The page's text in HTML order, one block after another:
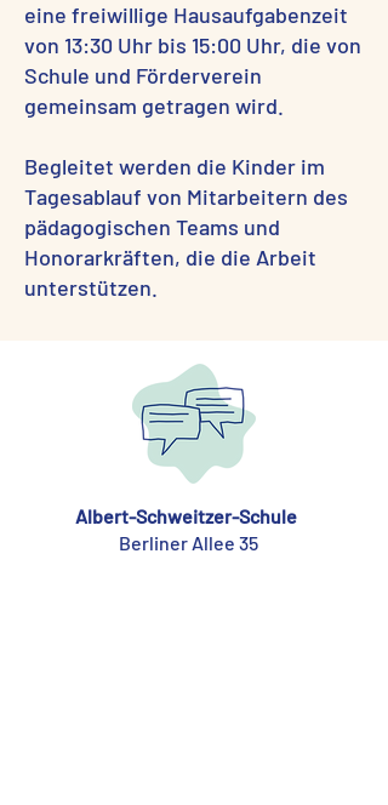
eine freiwillige Hausaufgabenzeit
von 13:30 Uhr bis 15:00 Uhr, die von
Schule und Förderverein
gemeinsam getragen wird.
Begleitet werden die Kinder im
Tagesablauf von Mitarbeitern des
pädagogischen Teams und
Honorarkräften, die die Arbeit
unterstützen.
Albert-Schweitzer-Schule
Berliner Allee 35